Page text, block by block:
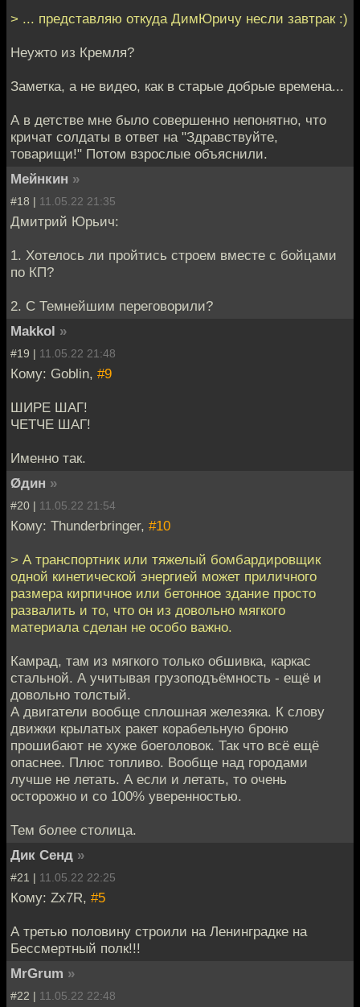
> ... представляю откуда ДимЮричу несли завтрак :)
Неужто из Кремля?
Заметка, а не видео, как в старые добрые времена...
А в детстве мне было совершенно непонятно, что
кричат солдаты в ответ на "Здравствуйте,
товарищи!" Потом взрослые объяснили.
Мейнкин »
#18 | 11.05.22 21:35
Дмитрий Юрьич:
1. Хотелось ли пройтись строем вместе с бойцами
по КП?
2. С Темнейшим переговорили?
Makkol »
#19 | 11.05.22 21:48
Кому: Goblin, #9
ШИРЕ ШАГ!
ЧЕТЧЕ ШАГ!
Именно так.
Øдин »
#20 | 11.05.22 21:54
Кому: Thunderbringer, #10
> А транспортник или тяжелый бомбардировщик
одной кинетической энергией может приличного
размера кирпичное или бетонное здание просто
развалить и то, что он из довольно мягкого
материала сделан не особо важно.
Камрад, там из мягкого только обшивка, каркас
стальной. А учитывая грузоподъёмность - ещё и
довольно толстый.
А двигатели вообще сплошная железяка. К слову
движки крылатых ракет корабельную броню
прошибают не хуже боеголовок. Так что всё ещё
опаснее. Плюс топливо. Вообще над городами
лучше не летать. А если и летать, то очень
осторожно и со 100% уверенностью.
Тем более столица.
Дик Сенд »
#21 | 11.05.22 22:25
Кому: Zx7R, #5
А третью половину строили на Ленинградке на
Бессмертный полк!!!
MrGrum »
#22 | 11.05.22 22:48